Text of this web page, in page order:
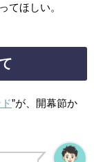
てほしい。
”が、開幕節か